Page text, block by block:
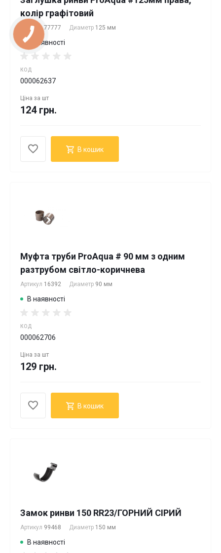
колір графітовий
Артикул77777 Диаметр 125 мм
В наявності
КОД
000062637
Ціна за шт
124 грн.
В кошик
Муфта труби ProAqua # 90 мм з одним
разтрубом світло-коричнева
Артикул 16392 Диаметр 90 мм
В наявності
КОД
000062706
Ціна за шт
129 грн.
В кошик
Замок ринви 150 RR23/ГОРНИЙ СІРИЙ
Артикул 99468 Диаметр 150 мм
В наявності